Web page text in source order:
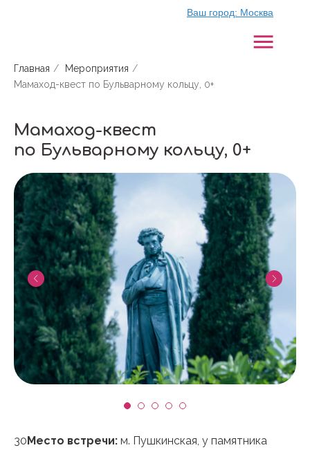
Ваш город: Москва
Главная / Мероприятия /
Мамаход-квест по Бульварному кольцу, 0+
Мамаход-квест
по Бульварному кольцу, 0+
30Место встречи: м. Пушкинская, у памятника